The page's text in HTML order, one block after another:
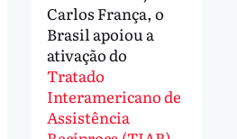
Carlos França, o
Brasil apoiou a
ativação do
Tratado
Interamericano de
Assistência